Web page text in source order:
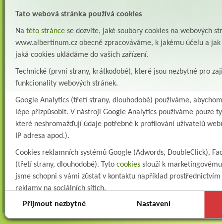
29.7.2026
POZOR - Změna koncovky emailové adresy
15.6.2026
nichž je koncovka: @albertinum-olu.cz Všechny emailové adresy určené směrem do
VZMR – ALBERTINUM ŽAMBERK, STROPNÍ ZVEDACÍ A
16.4.2026
Předběžná tržní konzultace – stropní zvedací a asistenční systém LDN
VZMR - „Interoperabilita Albertinum - zpracování zadávací
17.2.2026
Albertinum, odborný léčebný ústav, Žamberk jako zadavatel, vyzývá k předložení
nabídky ceny na poskytnutí níže uvedené služby v rámci výběrového řízení veřejné
zakázky malého rozsa...
Tato webová stránka používá cookies
Na této stráncese dozvíte, jaké soubory cookies na webových
www.albertinum.cz obecně zpracováváme, k jakému účelu a
jaká cookies ukládáme do vašich zařízení.
Technické (první strany, krátkodobé), které jsou nezbytné pro
funkcionality webových stránek.
Google Analytics (třetí strany, dlouhodobé) používáme,
lépe přizpůsobit. V nástroji Google Analytics používáme pouze
které neshromažďují údaje potřebné k profilování uživatelů
IP adresa apod.).
Cookies reklamních systémů Google (Adwords, DoubleClick),
(třetí strany, dlouhodobé). Tyto cookiesslouží k
jsme schopni s vámi zůstat v kontaktu například prostřednictvím
reklamy na sociálních sítích.
Technické cookies lišty CookieBot (třetí strany, dlouhodobé),
stránky pamatují vaše volby ohledně toho, s jakými
Přijmout nezbytné Nastavení